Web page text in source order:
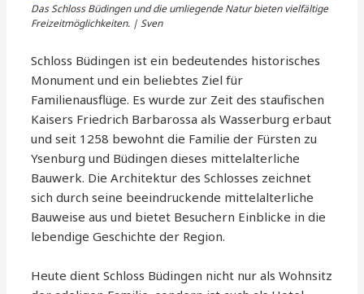
Das Schloss Büdingen und die umliegende Natur bieten vielfältige
Freizeitmöglichkeiten. | Sven
Schloss Büdingen ist ein bedeutendes historisches
Monument und ein beliebtes Ziel für
Familienausflüge. Es wurde zur Zeit des staufischen
Kaisers Friedrich Barbarossa als Wasserburg erbaut
und seit 1258 bewohnt die Familie der Fürsten zu
Ysenburg und Büdingen dieses mittelalterliche
Bauwerk. Die Architektur des Schlosses zeichnet
sich durch seine beeindruckende mittelalterliche
Bauweise aus und bietet Besuchern Einblicke in die
lebendige Geschichte der Region.
Heute dient Schloss Büdingen nicht nur als Wohnsitz